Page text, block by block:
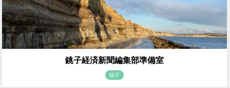
銚子経済新聞編集部準備室
銚子